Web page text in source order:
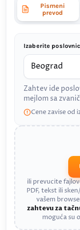
Pismeni
prevod
Izaberite
Zahtev ide
mejlom sa
Cene zavise od
ili prevucite
PDF, tekst ili
vašem
zahtevu za
moguća su